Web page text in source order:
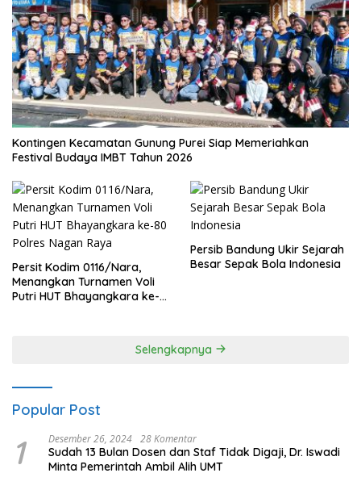
Kontingen Kecamatan Gunung Purei Siap Memeriahkan
Festival Budaya IMBT Tahun 2026
Persit Kodim 0116/Nara,
Menangkan Turnamen Voli
Putri HUT Bhayangkara ke-
Persib Bandung Ukir Sejarah
Besar Sepak Bola Indonesia
Selengkapnya
Popular Post
1 Desember 26, 2024 28 Komentar
Sudah 13 Bulan Dosen dan Staf Tidak Digaji, Dr. Iswadi
Minta Pemerintah Ambil Alih UMT